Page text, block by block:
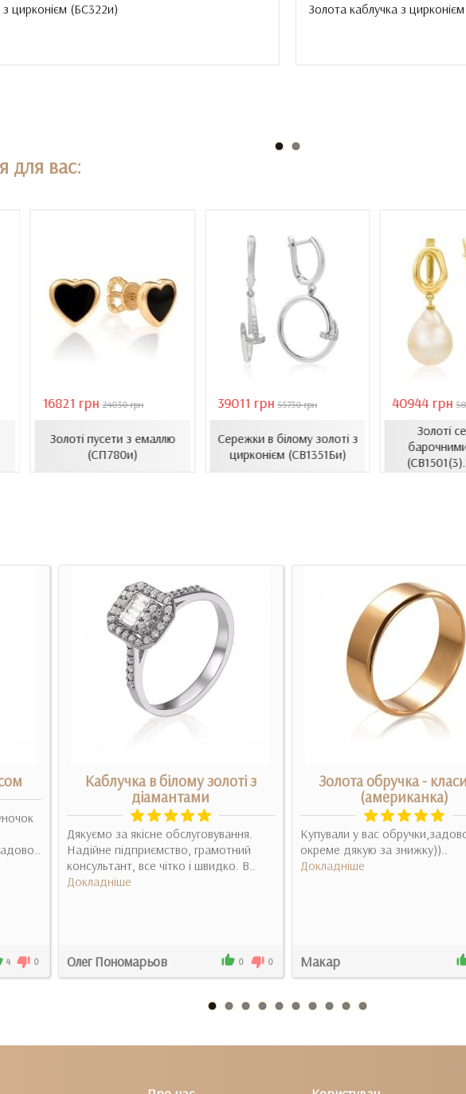
цирконієм (БС322и) Золота каблучка з
для вас:
16821 грн 24030 грн
Золоті пусети з емаллю
(СП780и)
39011 грн 55730 грн
Сережки в білому золоті з
цирконієм (СВ1351Би)
40944 грн
Золоті
4 0
Каблучка в білому золоті з
діамантами
Дякуємо за якісне обслуговування.
Надійне підприємство, грамотний
консультант, все чітко і швидко. В..
Докладніше
Олег Пономарьов 0 0
Золота обручка -
(американка)
Купували у вас
окреме дякую за знижку))..
Докладніше
Макар